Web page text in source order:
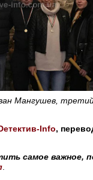
Мангушев,
Info,
самое важное,